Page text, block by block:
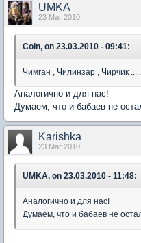
UMKA
23 Mar 2010
Coin, on 23.03.2010 - 09:41:
Чимган , Чилинзар , Чирчик
Аналогично и для нас!
Думаем, что и бабаев не
Karishka
23 Mar 2010
UMKA, on 23.03.2010 - 11:48:
Аналогично и для нас!
Думаем, что и бабаев не